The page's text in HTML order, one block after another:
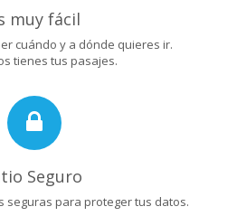
muy fácil
cuándo y a dónde quieres ir.
tienes tus pasajes.
Seguro
seguras para proteger tus datos.